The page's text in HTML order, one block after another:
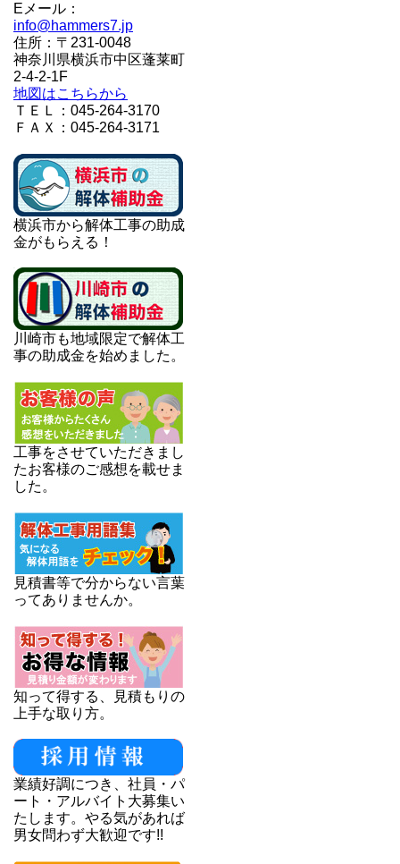
Eメール：
info@hammers7.jp
住所：〒231-0048
神奈川県横浜市中区蓬莱町
2-4-2-1F
地図はこちらから
ＴＥＬ：045-264-3170
ＦＡＸ：045-264-3171
横浜市から解体工事の助成
金がもらえる！
川崎市も地域限定で解体工
事の助成金を始めました。
工事をさせていただきまし
たお客様のご感想を載せま
した。
見積書等で分からない言葉
ってありませんか。
知って得する、見積もりの
上手な取り方。
業績好調につき、社員・パ
ート・アルバイト大募集い
たします。やる気があれば
男女問わず大歓迎です!!